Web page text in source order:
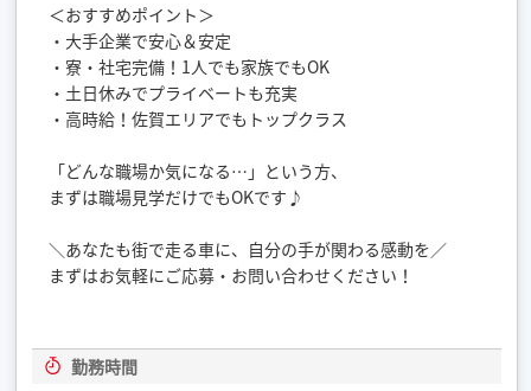
＜おすすめポイント＞
・大手企業で安心＆安定
・寮・社宅完備！1人でも家族でもOK
・土日休みでプライベートも充実
・高時給！佐賀エリアでもトップクラス
「どんな職場か気になる…」という方、
まずは職場見学だけでもOKです♪
＼あなたも街で走る車に、自分の手が関わる感動を／
まずはお気軽にご応募・お問い合わせください！
勤務時間